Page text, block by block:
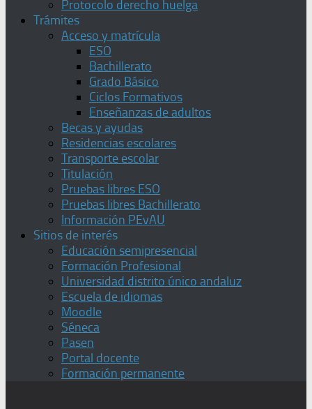
Protocolo derecho huelga
Trámites
Acceso y matrícula
ESO
Bachillerato
Grado Básico
Ciclos Formativos
Enseñanzas de adultos
Becas y ayudas
Residencias escolares
Transporte escolar
Titulación
Pruebas libres ESO
Pruebas libres Bachillerato
Información PEvAU
Sitios de interés
Educación semipresencial
Formación Profesional
Universidad distrito único andaluz
Escuela de idiomas
Moodle
Séneca
Pasen
Portal docente
Formación permanente